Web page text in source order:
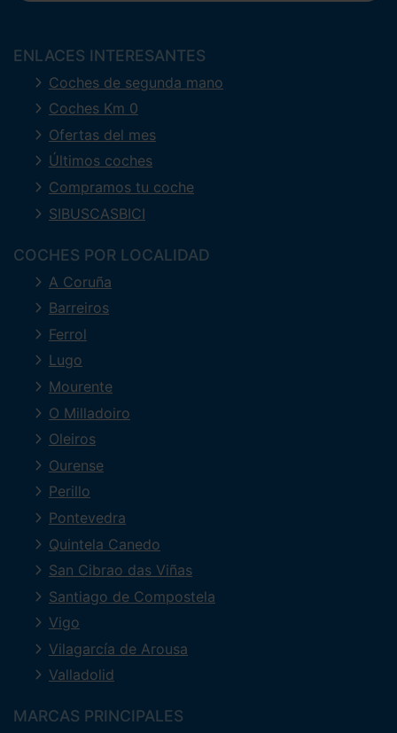
ENLACES INTERESANTES
Coches de segunda mano
Coches Km 0
Ofertas del mes
Últimos coches
Compramos tu coche
SIBUSCASBICI
COCHES POR LOCALIDAD
A Coruña
Barreiros
Ferrol
Lugo
Mourente
O Milladoiro
Oleiros
Ourense
Perillo
Pontevedra
Quintela Canedo
San Cibrao das Viñas
Santiago de Compostela
Vigo
Vilagarcía de Arousa
Valladolid
MARCAS PRINCIPALES